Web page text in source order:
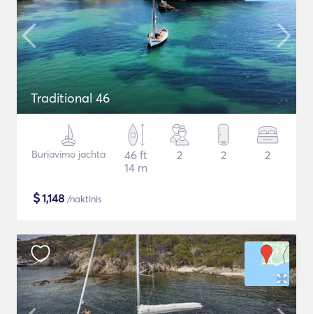
Traditional 46
Buriavimo jachta
46 ft
14 m
2 2 2
$1,148 /naktinis